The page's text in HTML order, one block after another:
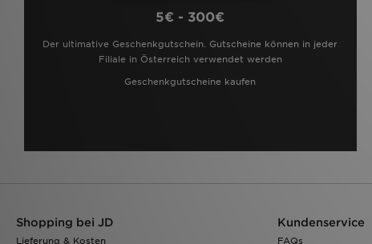
5€ - 300€
Der ultimative Geschenkgutschein. Gutscheine können in jeder
Filiale in Österreich verwendet werden
Geschenkgutscheine kaufen
Shopping bei JD
Lieferung & Kosten
Kundenservice
FAQs